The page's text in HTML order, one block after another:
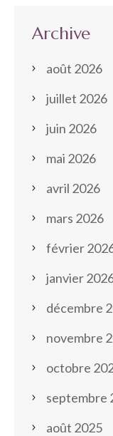
Archive
août 2026
juillet 2026
juin 2026
mai 2026
avril 2026
mars 2026
février
janvier
décembre
novembre
octobre
septembre
août 2025